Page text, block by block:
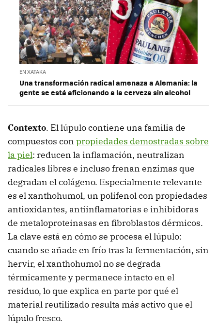
EN XATAKA
Una transformación radical amenaza a Alemania: la
gente se está aficionando a la cerveza sin alcohol
Contexto. El lúpulo contiene una familia de
compuestos con propiedades demostradas sobre
la piel: reducen la inflamación, neutralizan
radicales libres e incluso frenan enzimas que
degradan el colágeno. Especialmente relevante
es el xanthohumol, un polifenol con propiedades
antioxidantes, antiinflamatorias e inhibidoras
de metaloproteinasas en fibroblastos dérmicos.
La clave está en cómo se procesa el lúpulo:
cuando se añade en frío tras la fermentación, sin
hervir, el xanthohumol no se degrada
térmicamente y permanece intacto en el
residuo, lo que explica en parte por qué el
material reutilizado resulta más activo que el
lúpulo fresco.